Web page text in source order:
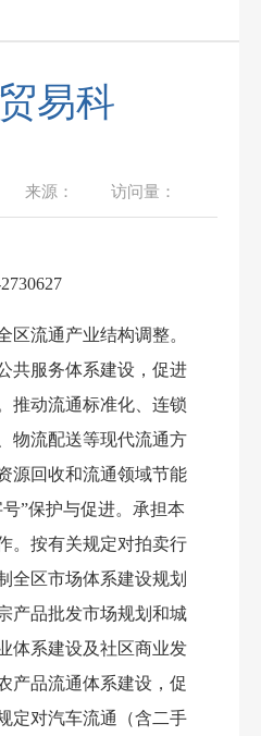
易科
来源： 访问量：
区流通产业结构调整。
共服务体系建设，促进
推动流通标准化、连锁
物流配送等现代流通方
源回收和流通领域节能
号”保护与促进。承担本
。按有关规定对拍卖行
全区市场体系建设规划
产品批发市场规划和城
体系建设及社区商业发
产品流通体系建设，促
定对汽车流通（含二手